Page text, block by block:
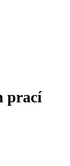
prací